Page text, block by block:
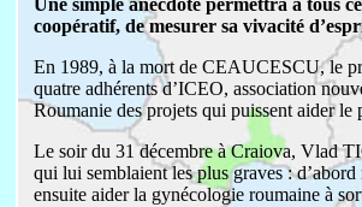
Une simple anecdote permettra à tous
coopératif, de mesurer sa vivacité
En 1989, à la mort de CEAUCESCU, le
quatre adhérents d’ICEO, association
Roumanie des projets qui puissent aider le
Le soir du 31 décembre à Craiova, Vlad
qui lui semblaient les plus graves :
ensuite aider la gynécologie roumaine à